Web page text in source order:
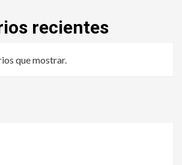
recientes
que mostrar.